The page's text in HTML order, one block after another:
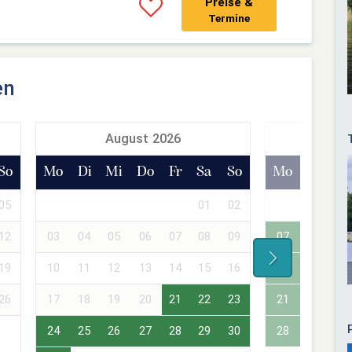
Termine
05
12
19
26
August 2026
Mo Di Mi Do Fr Sa So
01 02
03 04 05 06 07 08 09
10 11 12 13 14 15 16
17 18 19 20 21 22 23
24 25 26 27 28 29 30
Mo
02
07 09
21
28 30